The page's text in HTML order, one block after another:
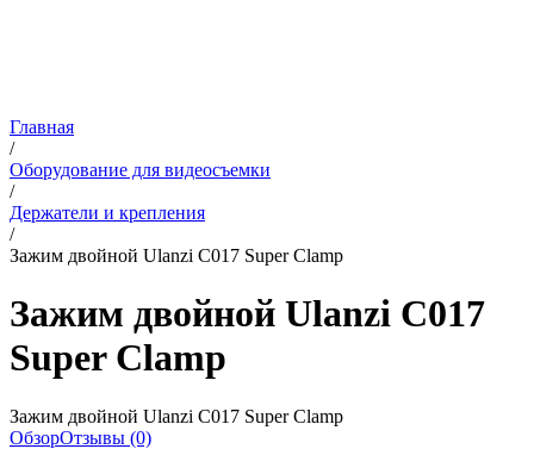
Главная
/
Оборудование для видеосъемки
/
Держатели и крепления
/
Зажим двойной Ulanzi C017 Super Clamp
Зажим двойной Ulanzi C017
Super Clamp
Зажим двойной Ulanzi C017 Super Clamp
ОбзорОтзывы (0)